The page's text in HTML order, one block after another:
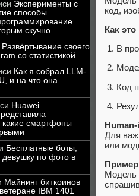
Эксперименты с
способы
скучно
Развёртывание своего
со статистикой
Как я собрал LLM-
и на что она
Huawei
какие смартфоны
Бесплатные боты,
девушку по фото в
Майнинг биткоинов
IBM 1401
код,
Как это
В
Код
Для
или